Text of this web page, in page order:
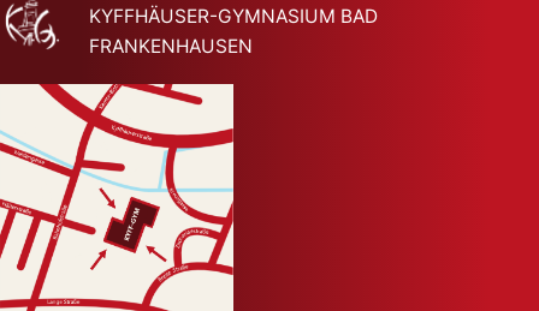
KYFFHÄUSER-GYMNASIUM BAD
FRANKENHAUSEN